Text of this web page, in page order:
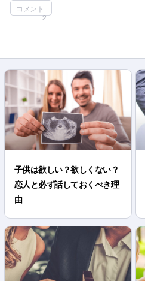
コメント
2
子供は欲しい？欲しくない？
恋人と必ず話しておくべき理
由